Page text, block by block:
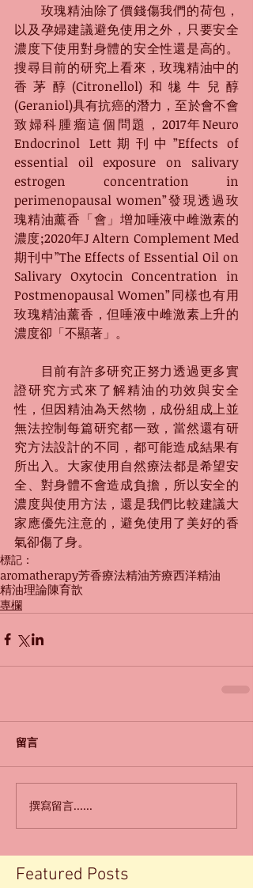
玫瑰精油除了價錢傷我們的荷包，
以及孕婦建議避免使用之外，只要安全
濃度下使用對身體的安全性還是高的。
搜尋目前的研究上看來，玫瑰精油中的
香茅醇(Citronellol)和牻牛兒醇
(Geraniol)具有抗癌的潛力，至於會不會
致婦科腫瘤這個問題，2017年Neuro
Endocrinol Lett期刊中”Effects of
essential oil exposure on salivary
estrogen concentration in
perimenopausal women”發現透過玫
瑰精油薰香「會」增加唾液中雌激素的
濃度;2020年J Altern Complement Med
期刊中”The Effects of Essential Oil on
Salivary Oxytocin Concentration in
Postmenopausal Women”同樣也有用
玫瑰精油薰香，但唾液中雌激素上升的
濃度卻「不顯著」。
目前有許多研究正努力透過更多實
證研究方式來了解精油的功效與安全
性，但因精油為天然物，成份組成上並
無法控制每篇研究都一致，當然還有研
究方法設計的不同，都可能造成結果有
所出入。大家使用自然療法都是希望安
全、對身體不會造成負擔，所以安全的
濃度與使用方法，還是我們比較建議大
家應優先注意的，避免使用了美好的香
氣卻傷了身。
標記：
aromatherapy芳香療法精油芳療西洋精油
精油理論陳育歆
專欄
留言
撰寫留言......
Featured Posts